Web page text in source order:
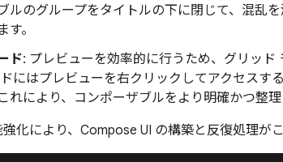
ルのグループをタイトルの下に閉じて、混乱
す。
ド: プレビューを効率的に行うため、グリッ
にはプレビューを右クリックしてアクセスす
れにより、コンポーザブルをより明確かつ整理
化により、Compose UI の構築と反復処理が